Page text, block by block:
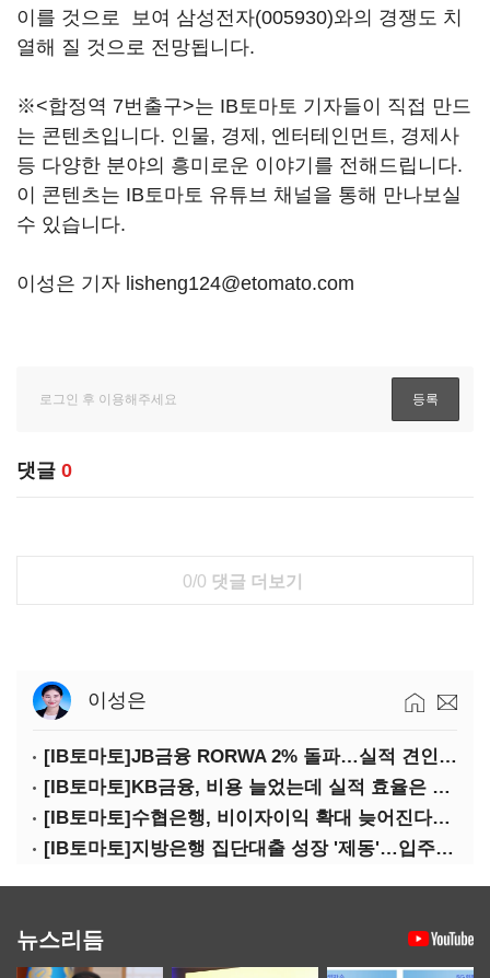
이를 것으로 보여 삼성전자(005930)와의 경쟁도 치
열해 질 것으로 전망됩니다.
※<합정역 7번출구>는 IB토마토 기자들이 직접 만드
는 콘텐츠입니다. 인물, 경제, 엔터테인먼트, 경제사
등 다양한 분야의 흥미로운 이야기를 전해드립니다.
이 콘텐츠는 IB토마토 유튜브 채널을 통해 만나보실
수 있습니다.
이성은 기자 lisheng124@etomato.com
댓글 0
0/0 댓글 더보기
이성은
[IB토마토]JB금융 RORWA 2% 돌파…실적 견인은 은행 아닌 캐피탈
[IB토마토]KB금융, 비용 늘었는데 실적 효율은 개선…증권 호황 효과
[IB토마토]수협은행, 비이자이익 확대 늦어진다…공모운용사 인가 연말로
[IB토마토]지방은행 집단대출 성장 '제동'…입주절벽에 반사이익도 희박
뉴스리듬